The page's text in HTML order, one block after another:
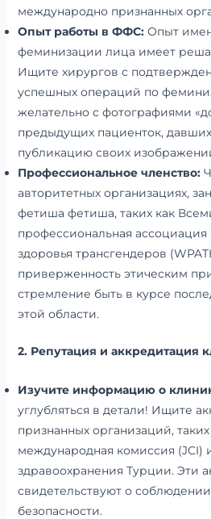
международно признанных
Опыт работы в ФФС:Опыт
феминизации лица имеет
Ищите хирургов с
успешных операций по
желательно с фотографиями
предыдущих пациенток,
публикацию своих
Профессиональное членство:
авторитетных организациях,
фетиша фетиша, таких как
профессиональная
здоровья трансгендеров
приверженность этическим
стремление быть в курсе
этой области.
2. Репутация и аккредитация
Изучите информацию о
углубляться в детали! Ищите
признанных организаций,
международная комиссия (JCI)
здравоохранения Турции. Эти
свидетельствуют о соблюдении
безопасности.